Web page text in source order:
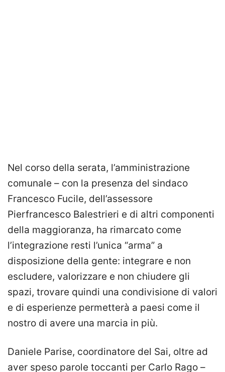
Nel corso della serata, l’amministrazione
comunale – con la presenza del sindaco
Francesco Fucile, dell’assessore
Pierfrancesco Balestrieri e di altri componenti
della maggioranza, ha rimarcato come
l’integrazione resti l’unica “arma” a
disposizione della gente: integrare e non
escludere, valorizzare e non chiudere gli
spazi, trovare quindi una condivisione di valori
e di esperienze permetterà a paesi come il
nostro di avere una marcia in più.
Daniele Parise, coordinatore del Sai, oltre ad
aver speso parole toccanti per Carlo Rago –